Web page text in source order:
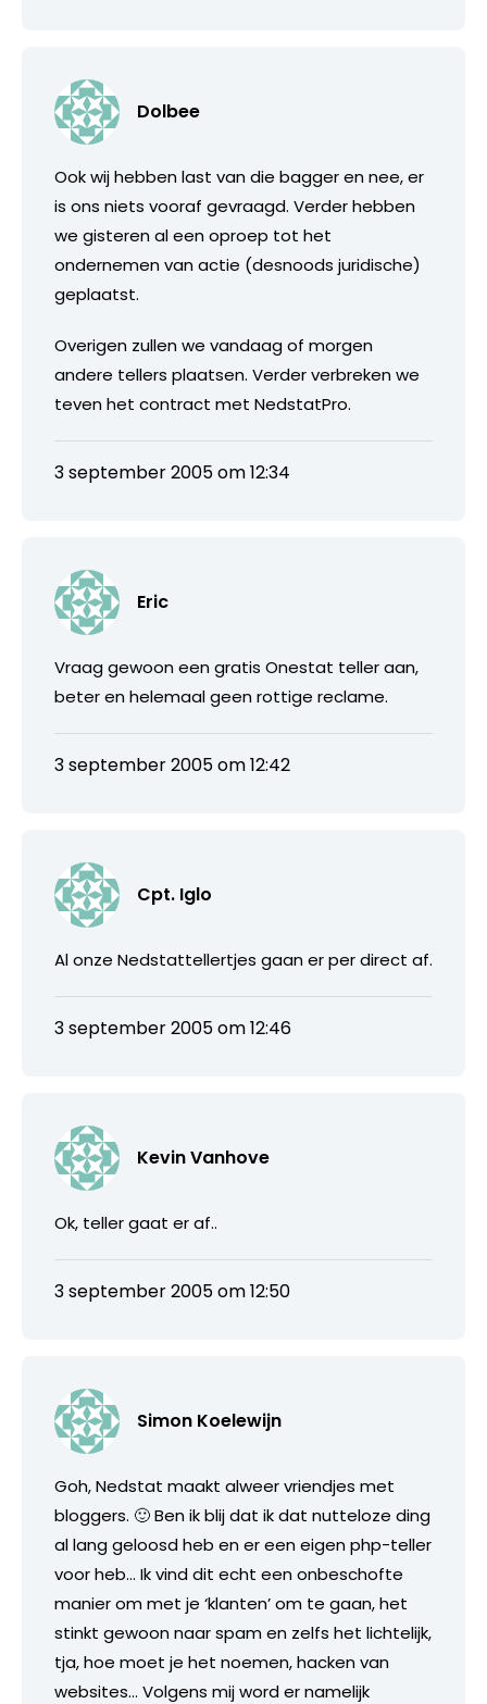
Dolbee
Ook wij hebben last van die bagger en nee, er
is ons niets vooraf gevraagd. Verder hebben
we gisteren al een oproep tot het
ondernemen van actie (desnoods juridische)
geplaatst.
Overigen zullen we vandaag of morgen
andere tellers plaatsen. Verder verbreken we
teven het contract met NedstatPro.
3 september 2005 om 12:34
Eric
Vraag gewoon een gratis Onestat teller aan,
beter en helemaal geen rottige reclame.
3 september 2005 om 12:42
Cpt. Iglo
Al onze Nedstattellertjes gaan er per direct af.
3 september 2005 om 12:46
Kevin Vanhove
Ok, teller gaat er af..
3 september 2005 om 12:50
Simon Koelewijn
Goh, Nedstat maakt alweer vriendjes met
bloggers. 🙂 Ben ik blij dat ik dat nutteloze ding
al lang geloosd heb en er een eigen php-teller
voor heb… Ik vind dit echt een onbeschofte
manier om met je ‘klanten’ om te gaan, het
stinkt gewoon naar spam en zelfs het lichtelijk,
tja, hoe moet je het noemen, hacken van
websites… Volgens mij word er namelijk